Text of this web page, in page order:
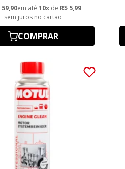
59,90em até 10xde R$ 5,99
sem juros no cartão
COMPRAR